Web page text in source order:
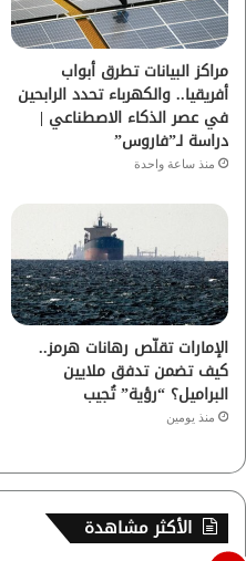
ك
مراكز البيانات تطرق أبواب
أفريقيا.. والكهرباء تحدد الرابحين
في عصر الذكاء الاصطناعي |
دراسة لـ”فاروس”
منذ ساعة واحدة
الإمارات تقلّص رهانات هرمز..
كيف تضمن تدفق ملايين
البراميل؟ “رؤية” تُجيب
منذ يومين
الأكثر مشاهدة